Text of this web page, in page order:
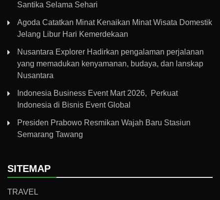
Santika Selama Sehari
Agoda Catatkan Minat Kenaikan Minat Wisata Domestik
Jelang Libur Hari Kemerdekaan
Nusantara Explorer Hadirkan pengalaman perjalanan
yang memadukan kenyamanan, budaya, dan lanskap
Nusantara
Indonesia Business Event Mart 2026, Perkuat
Indonesia di Bisnis Event Global
Presiden Prabowo Resmikan Wajah Baru Stasiun
Semarang Tawang
SITEMAP
TRAVEL